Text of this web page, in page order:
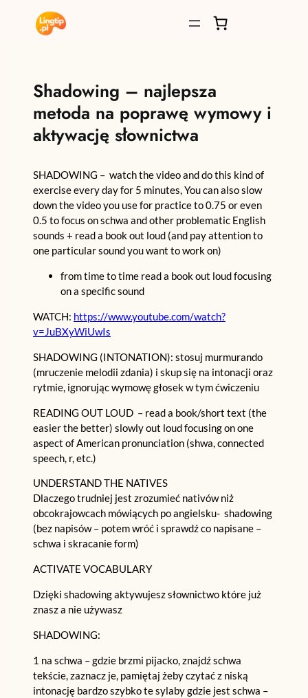
Shadowing – najlepsza
metoda na poprawę wymowy i
aktywację słownictwa
SHADOWING – watch the video and do this kind of
exercise every day for 5 minutes, You can also slow
down the video you use for practice to 0.75 or even
0.5 to focus on schwa and other problematic English
sounds + read a book out loud (and pay attention to
one particular sound you want to work on)
from time to time read a book out loud focusing
on a specific sound
WATCH: https://www.youtube.com/watch?
v=JuBXyWiUwIs
SHADOWING (INTONATION): stosuj murmurando
(mruczenie melodii zdania) i skup się na intonacji oraz
rytmie, ignorując wymowę głosek w tym ćwiczeniu
READING OUT LOUD – read a book/short text (the
easier the better) slowly out loud focusing on one
aspect of American pronunciation (shwa, connected
speech, r, etc.)
​​UNDERSTAND THE NATIVES
Dlaczego trudniej jest zrozumieć nativów niż
obcokrajowcach mówiących po angielsku- shadowing
(bez napisów – potem wróć i sprawdź co napisane –
schwa i skracanie form)
ACTIVATE VOCABULARY
Dzięki shadowing aktywujesz słownictwo które już
znasz a nie używasz
SHADOWING:
1 na schwa – gdzie brzmi pijacko, znajdź schwa
tekście, zaznacz je, pamiętaj żeby czytać z niską
intonację bardzo szybko te sylaby gdzie jest schwa –